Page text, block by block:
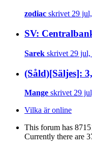
zodiac skrivet 29
SV:
Sarek skrivet 29
(Såld)[Säljes]:
Mange skrivet 29
Vilka är online
This forum has
Currently there are